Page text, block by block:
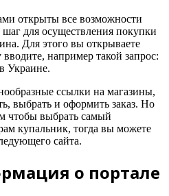
открыты все возможности
для осуществления покупки
Для этого вы открываете
например такой запрос:
Украине.
ссылки на магазины,
выбрать и оформить заказ. Но
чтобы выбрать самый
купальник, тогда вы можете
сайта.
о портале